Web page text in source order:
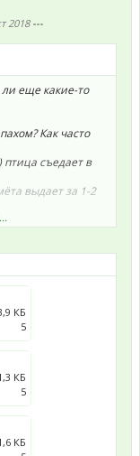
2018---
еще какие-то
Как часто
съедает в
выдает за 1-2
глаз и вес
за сутки: утром
ссылку на Вашу
КБ
5
КБ
5
КБ